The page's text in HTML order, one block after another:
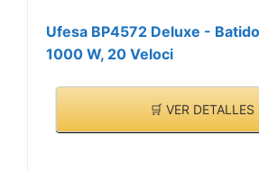
Ufesa BP4572 Deluxe -
1000 W, 20 Veloci
🛒 VER DETALLES